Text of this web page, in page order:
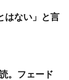
はない」と言
。フェード